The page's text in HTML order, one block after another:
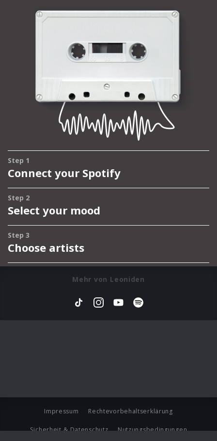
Mehr von Leoniden
Impressum Rechtevorbehaltserklärung
Sicherheit & Datenschutz Nutzungsbedingungen